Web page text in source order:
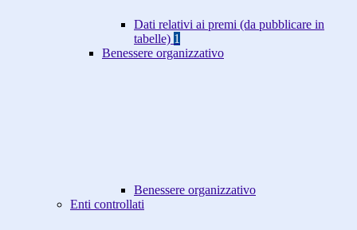
Dati relativi ai premi (da pubblicare in
tabelle) 1
Benessere organizzativo
Benessere organizzativo
Enti controllati